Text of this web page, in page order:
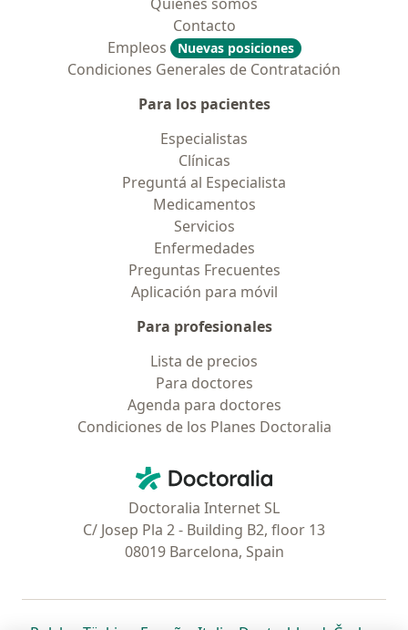
Contacto
Empleos
Nuevas posiciones
Condiciones Generales de Contratación
Para los pacientes
Especialistas
Clínicas
Preguntá al Especialista
Medicamentos
Servicios
Enfermedades
Preguntas Frecuentes
Aplicación para móvil
Para profesionales
Lista de precios
Para doctores
Agenda para doctores
Condiciones de los Planes Doctoralia
Doctoralia - Página de inicio
Doctoralia Internet SL
C/ Josep Pla 2 - Building B2, floor 13
08019 Barcelona, Spain